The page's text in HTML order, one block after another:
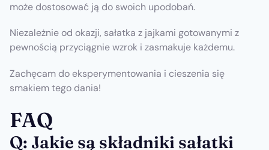
może dostosować ją do swoich upodobań.
Niezależnie od okazji, sałatka z jajkami gotowanymi z
pewnością przyciągnie wzrok i zasmakuje każdemu.
Zachęcam do eksperymentowania i cieszenia się
smakiem tego dania!
FAQ
Q: Jakie są składniki sałatki